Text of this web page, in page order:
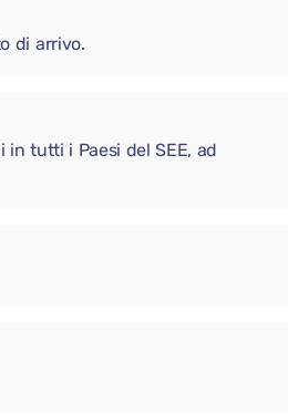
di arrivo.
tutti i Paesi del SEE, ad